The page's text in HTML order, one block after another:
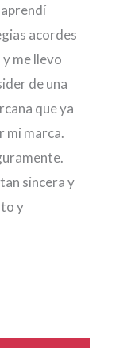
acordes
me llevo
de una
que ya
mi marca.
sincera y
y